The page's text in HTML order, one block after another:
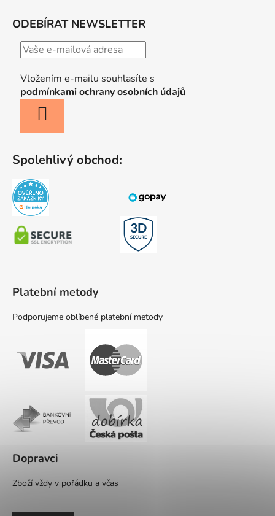
ODEBÍRAT NEWSLETTER
Vložením e-mailu souhlasíte s
podmínkami ochrany osobních údajů
SE
Spolehlivý obchod:
Platební metody
Podporujeme oblíbené platební metody
Dopravci
Zboží vždy v pořádku a včas